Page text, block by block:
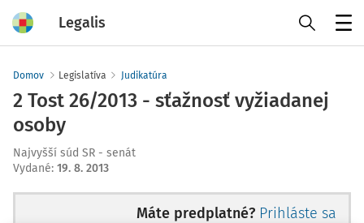
Legalis
Domov Legislatíva Judikatúra
2 Tost 26/2013 - sťažnosť vyžiadanej
osoby
Najvyšší súd SR - senát
Vydané: 19. 8. 2013
Máte predplatné? Prihláste sa